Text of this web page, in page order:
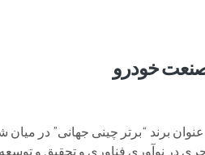
صنعت خودرو
برندز چین ۲۰۲۴، چری به عنوان برند “برتر
در نوآوری فناوری و تحقیق و